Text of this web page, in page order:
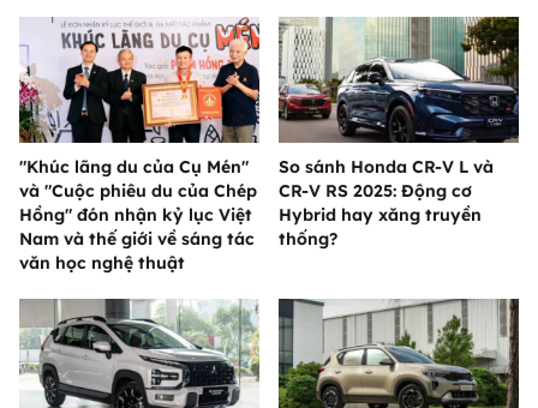
"Khúc lãng du của Cụ Mén"
và "Cuộc phiêu du của Chép
Hồng" đón nhận kỷ lục Việt
Nam và thế giới về sáng tác
văn học nghệ thuật
So sánh Honda CR-V L và
CR-V RS 2025: Động cơ
Hybrid hay xăng truyền
thống?